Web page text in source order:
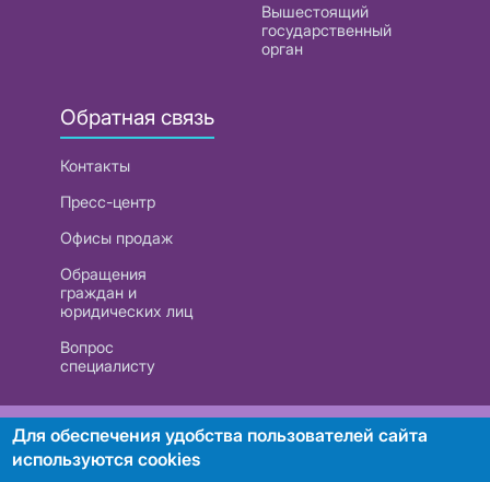
Вышестоящий
государственный
орган
Обратная связь
Контакты
Пресс-центр
Офисы продаж
Обращения
граждан и
юридических лиц
Вопрос
специалисту
РУП «Белтелеком». УНП 101007741
Для обеспечения удобства пользователей сайта
используются cookies